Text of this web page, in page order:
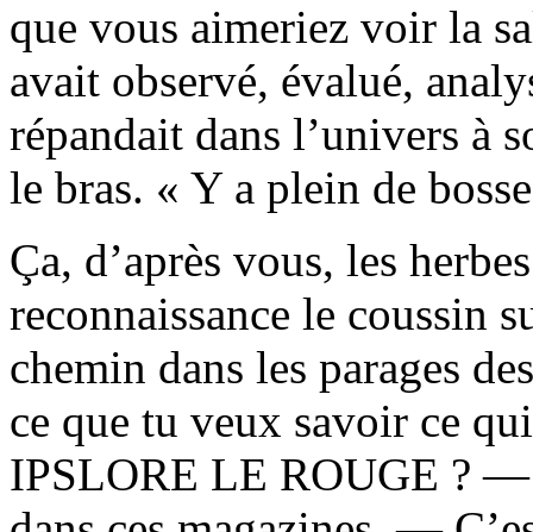
que vous aimeriez voir la
avait observé, évalué,
répandait dans l’univers à
le bras. « Y a plein de
Ça, d’après vous, les
reconnaissance le coussin
chemin dans les parages
ce que tu veux savoir ce
IPSLORE LE ROUGE ? —